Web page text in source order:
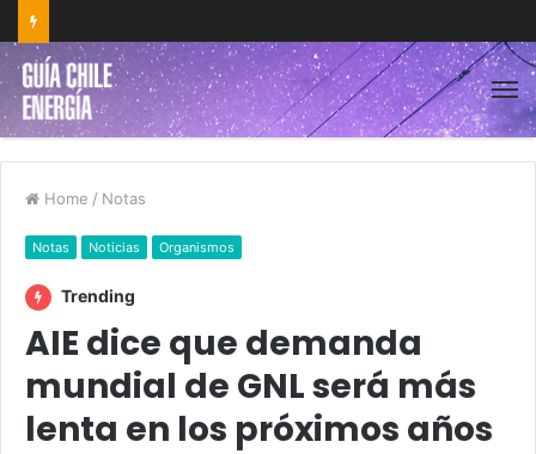
Home / Notas
Notas Noticias Organismos
Trending
AIE dice que demanda
mundial de GNL será más
lenta en los próximos años